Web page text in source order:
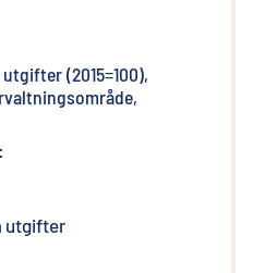
(2015=100),
länk
:
utgifter